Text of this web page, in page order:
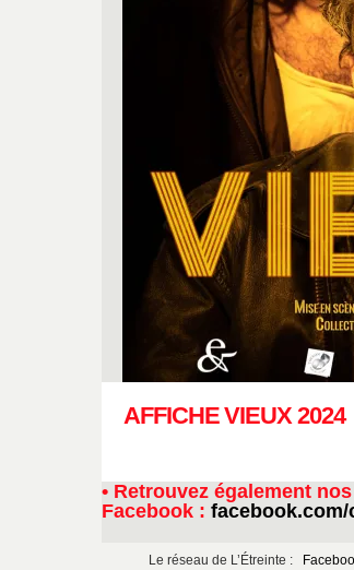
AFFICHE VIEUX 2024
• Retrouvez également
Facebook :
Le réseau de L’Étreinte :